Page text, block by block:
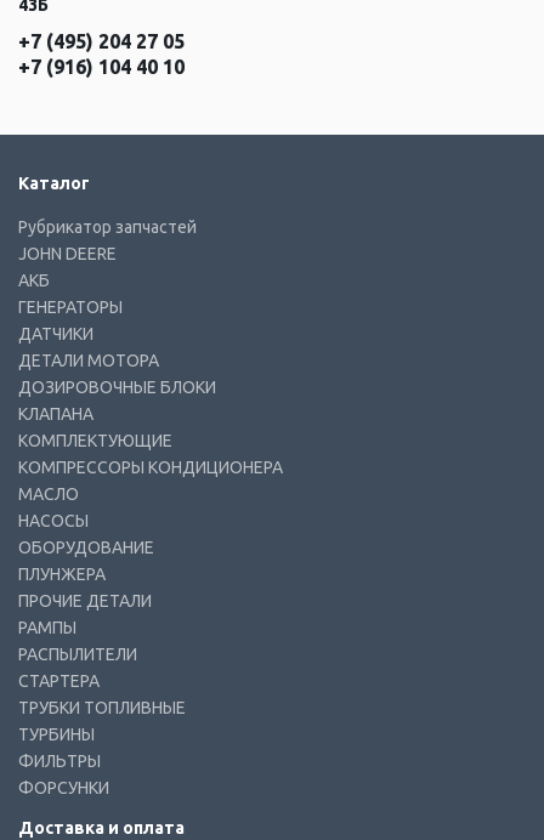
43Б
+7 (495) 204 27 05
+7 (916) 104 40 10
Каталог
Рубрикатор запчастей
JOHN DEERE
АКБ
ГЕНЕРАТОРЫ
ДАТЧИКИ
ДЕТАЛИ МОТОРА
ДОЗИРОВОЧНЫЕ БЛОКИ
КЛАПАНА
КОМПЛЕКТУЮЩИЕ
КОМПРЕССОРЫ КОНДИЦИОНЕРА
МАСЛО
НАСОСЫ
ОБОРУДОВАНИЕ
ПЛУНЖЕРА
ПРОЧИЕ ДЕТАЛИ
РАМПЫ
РАСПЫЛИТЕЛИ
СТАРТЕРА
ТРУБКИ ТОПЛИВНЫЕ
ТУРБИНЫ
ФИЛЬТРЫ
ФОРСУНКИ
Доставка и оплата